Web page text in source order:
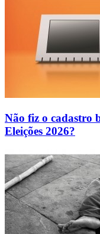
Não fiz o cadastro
Eleições 2026?